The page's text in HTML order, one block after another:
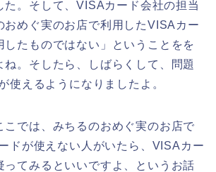
た。そして、VISAカード会社の担当
おめぐ実のお店で利用したVISAカー
したものではない」ということをを
ね。そしたら、しばらくして、問題
使えるようになりましたよ。
こでは、みちるのおめぐ実のお店で
ドが使えない人がいたら、VISAカー
ってみるといいですよ、というお話